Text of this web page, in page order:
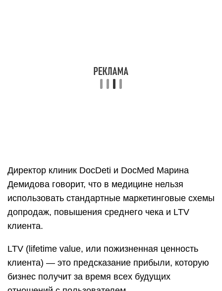
Директор клиник DocDeti и DocMed Марина
Демидова говорит, что в медицине нельзя
использовать стандартные маркетинговые схемы
допродаж, повышения среднего чека и LTV
клиента.
LTV (lifetime value, или пожизненная ценность
клиента) — это предсказание прибыли, которую
бизнес получит за время всех будущих